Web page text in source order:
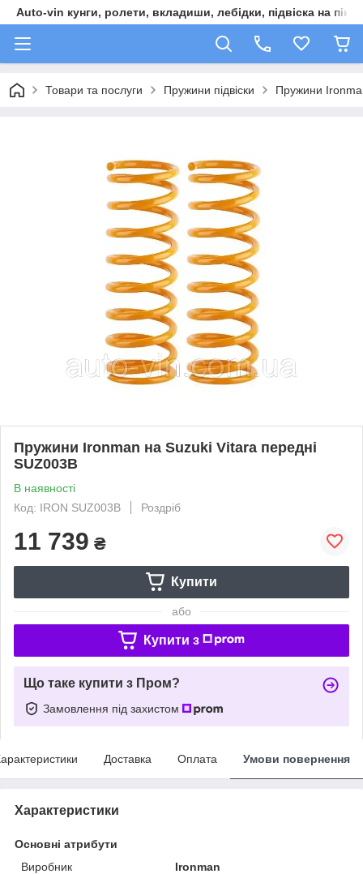
Auto-vin кунги, ролети, вкладиши, лебідки, підвіска на пікап
Товари та послуги Пружини підвіски Пружини
Пружини Ironman на Suzuki Vitara передні
SUZ003B
В наявності
Код: IRON SUZ003B
Роздріб
11 739 ₴
Купити
або
Купити з
Що таке купити з Пром?
Замовлення під захистом
Доставка Оплата Умови повернення
Характеристики
Основні атрибути
Виробник
Ironman